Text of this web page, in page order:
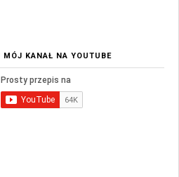
MÓJ KANAŁ NA YOUTUBE